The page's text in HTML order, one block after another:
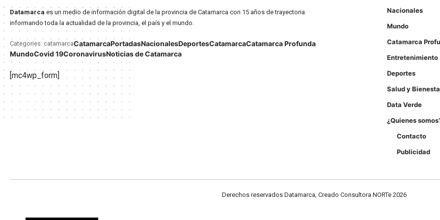
Datamarca es un medio de información digital de la provincia de Catamarca con 15 años de trayectoria
informando toda la actualidad de la provincia, el país y el mundo.
Categories: catamarcaCatamarcaPortadasNacionalesDeportesCatamarcaCatamarca Profunda
MundoCovid 19CoronavirusNoticias de Catamarca
[mc4wp_form]
Nacionales
Mundo
Catamarca
Entretenimiento
Deportes
Salud y
Data Verde
¿Quienes
Contacto
Publicidad
Derechos reservados Datamarca, Creado Consultora NORTe 2026